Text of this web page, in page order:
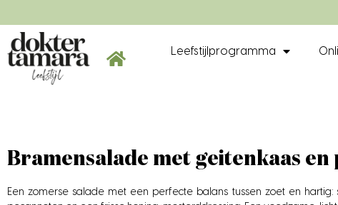
Leefstijlprogramma
Bramensalade met geitenkaas en
Een zomerse salade met een perfecte balans tussen zoet en